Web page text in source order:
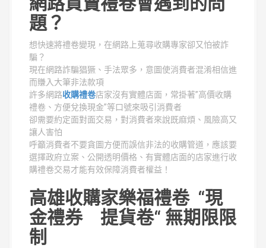
題？
想快速將禮卷變現，在網路上蒐尋收購專家卻又怕被詐
騙？
現在網路詐騙猖獗、手法眾多，意圖使消費者混淆相信進
而賺入大筆非法款項
許多網路收購禮卷店家沒有實體店面，常掛著”高價收購
禮卷、方便兌換現金”等口號來吸引消費者
卻需要約定面對面交易，對消費者來說既麻煩、風險高又
讓人害怕
呼籲消費者不要貪圖方便而誤信非法的收購管道，應該要
選擇政府立案、公開透明價格、有實體店面的店家進行收
購禮卷交易才能有效保障消費者權益！
高雄收購家樂福禮卷 “現
金禮券 提貨卷“ 無期限限
制